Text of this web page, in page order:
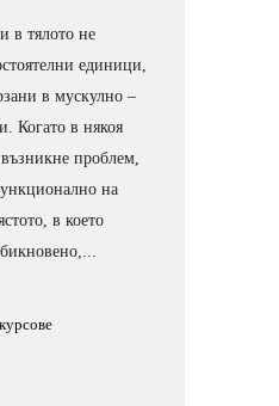
в тялото не
единици,
в мускулно –
Когато в някоя
проблем,
на
в което